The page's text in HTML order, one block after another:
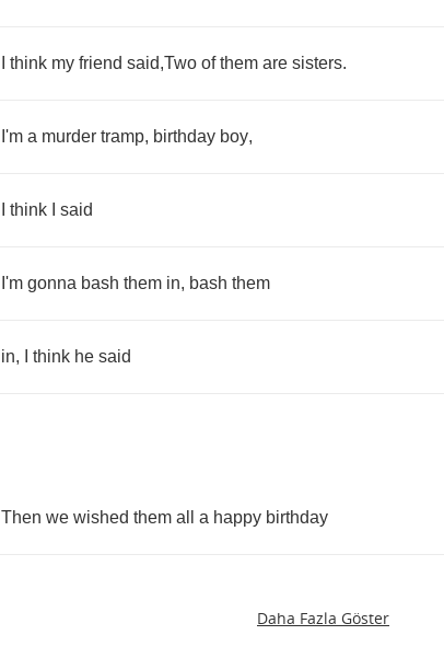
think my friend said,Two of them are sisters.
I'm a murder tramp, birthday boy,
think said
I'm gonna bash them in, bash them
in, think he said
Then we wished them all a happy birthday
Daha Fazla Göster